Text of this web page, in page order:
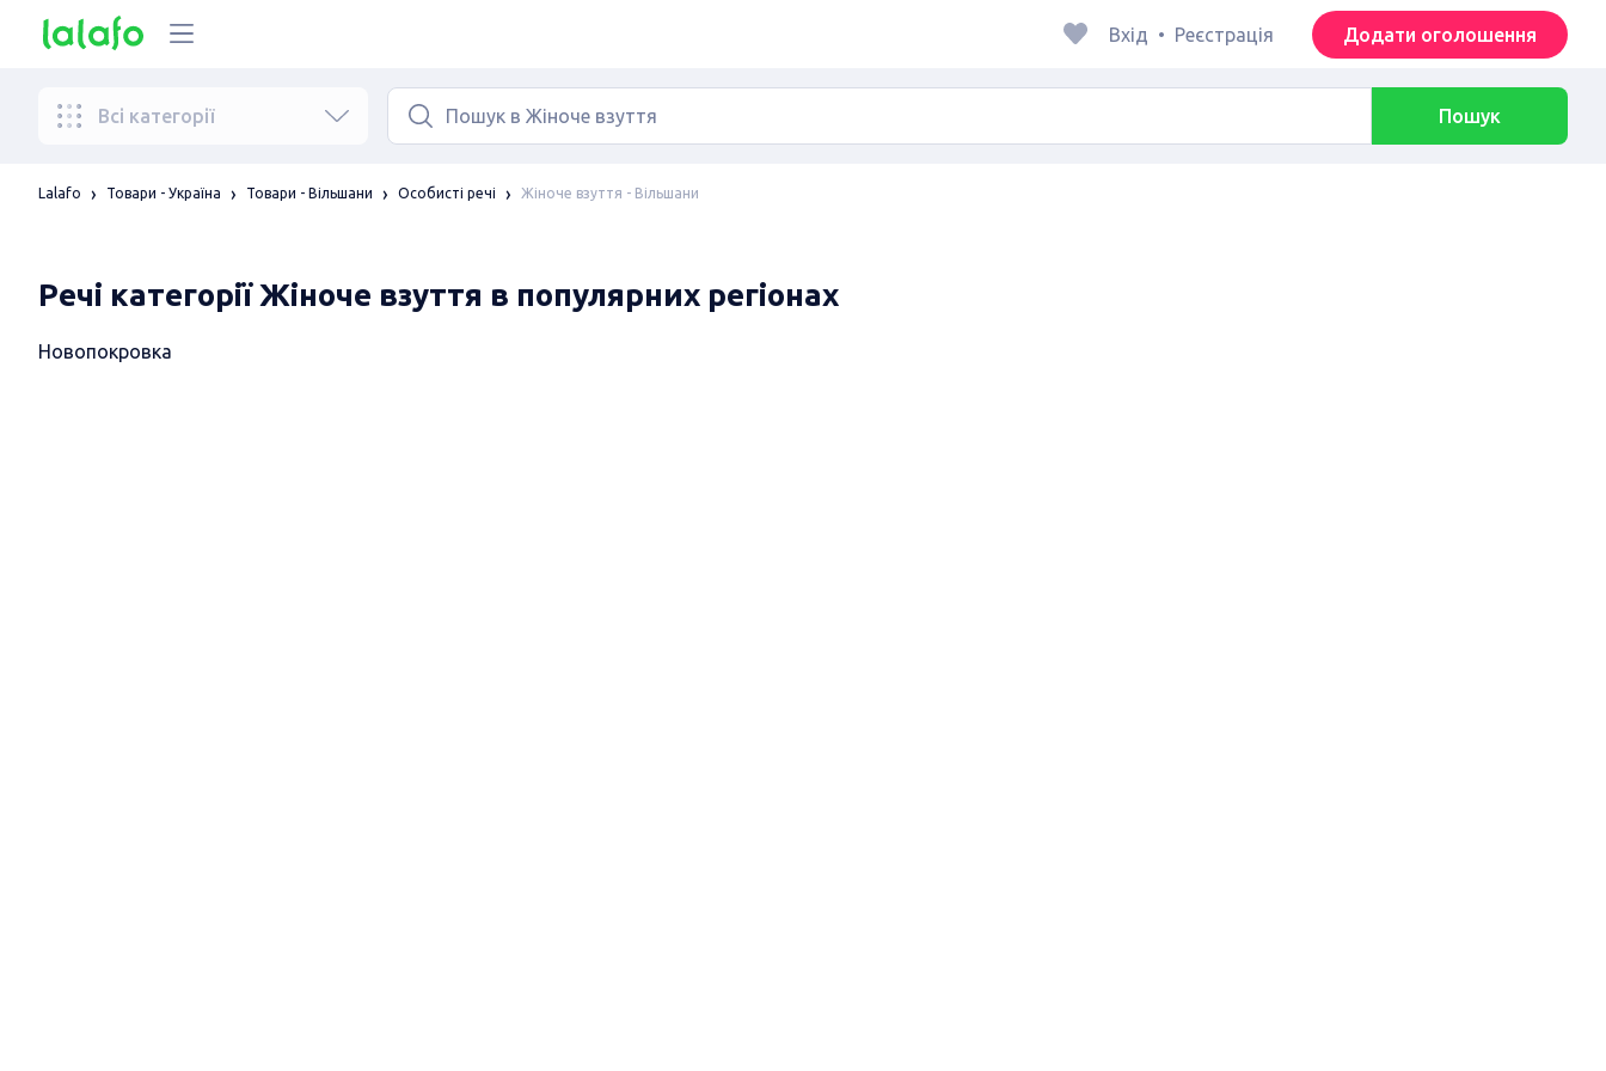
Вхід • Реєстрація Додати оголошення
Всі категорії Пошук
Lalafo Товари - Україна Товари - Вільшани Особисті речі Жіноче взуття - Вільшани
Речі категорії Жіноче взуття в популярних регіонах
Новопокровка